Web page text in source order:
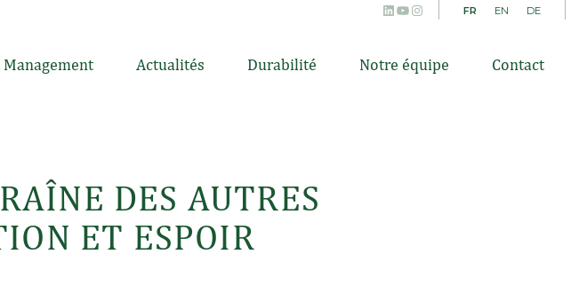
LinkedIn
YouTube
Instagram
FR EN DE
Management Actualités Durabilité Notre équipe Contact
DES AUTRES
ET ESPOIR